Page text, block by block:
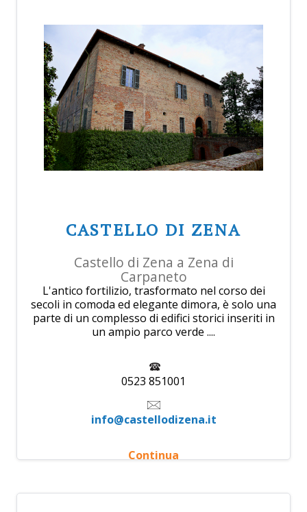
CASTELLO DI ZENA
Castello di Zena a Zena di
Carpaneto
L'antico fortilizio, trasformato nel corso dei
secoli in comoda ed elegante dimora, è solo una
parte di un complesso di edifici storici inseriti in
un ampio parco verde ....
0523 851001
info@castellodizena.it
Continua